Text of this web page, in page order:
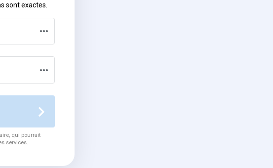
sont exactes.
qui pourrait
services.